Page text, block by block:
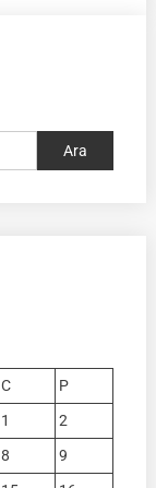
Ara
C
P
1
2
8
9